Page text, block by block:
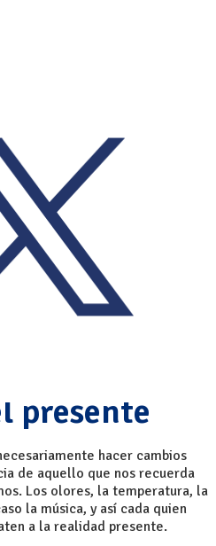
presente
hacer cambios
de aquello que nos recuerda
Los olores, la temperatura, la
la música, y así cada quien
a la realidad presente.